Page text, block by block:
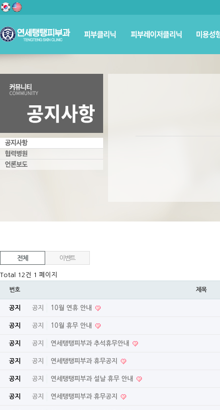
전체 이벤트
Total 12건 1 페이지
번호 제목
공지 공지 10월 연휴 안내
공지 공지 10월 휴무 안내
공지 공지 연세탱탱피부과 추석휴무안내
공지 공지 연세탱탱피부과 휴무공지
공지 공지 연세탱탱피부과 설날 휴무 안내
공지 공지 연세탱탱피부과 휴무공지